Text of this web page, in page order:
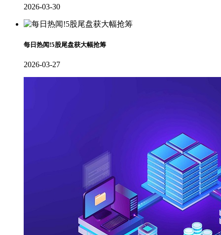
2026-03-30
每日热闻!5股尾盘获大幅抢筹
2026-03-27